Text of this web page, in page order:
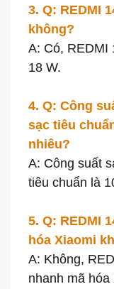
3. Q: REDMI
không?
A: Có, REDMI
18 W.
4. Q: Công
sạc tiêu
nhiêu?
A: Công suất
tiêu chuẩn là
5. Q: REDMI
hóa Xiaomi
A: Không,
nhanh mã hóa